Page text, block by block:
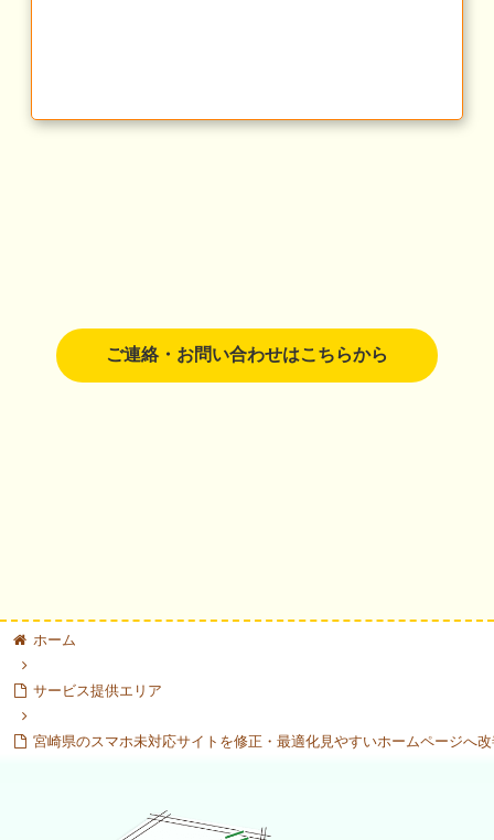
ご連絡・お問い合わせはこちらから
ホーム
サービス提供エリア
宮崎県のスマホ未対応サイトを修正・最適化見やすいホームページへ